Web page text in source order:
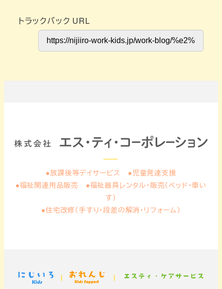
トラックバック URL
●放課後等デイサービス ●児童発達支援
●福祉関連用品販売 ●福祉器具レンタル・販売（ベッド・車い
す）
●住宅改修（手すり・段差の解消・リフォーム）